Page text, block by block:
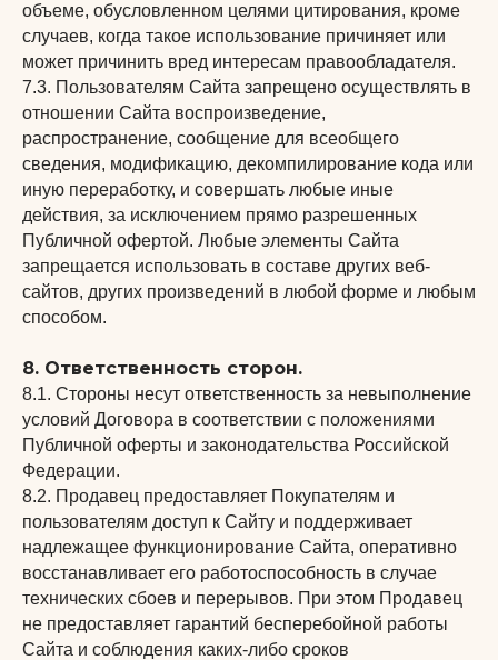
объеме, обусловленном целями цитирования, кроме
случаев, когда такое использование причиняет или
может причинить вред интересам правообладателя.
7.3. Пользователям Сайта запрещено осуществлять в
отношении Сайта воспроизведение,
распространение, сообщение для всеобщего
сведения, модификацию, декомпилирование кода или
иную переработку, и совершать любые иные
действия, за исключением прямо разрешенных
Публичной офертой. Любые элементы Сайта
запрещается использовать в составе других веб-
сайтов, других произведений в любой форме и любым
способом.
8. Ответственность сторон.
8.1. Стороны несут ответственность за невыполнение
условий Договора в соответствии с положениями
Публичной оферты и законодательства Российской
Федерации.
8.2. Продавец предоставляет Покупателям и
пользователям доступ к Сайту и поддерживает
надлежащее функционирование Сайта, оперативно
восстанавливает его работоспособность в случае
технических сбоев и перерывов. При этом Продавец
не предоставляет гарантий бесперебойной работы
Сайта и соблюдения каких-либо сроков